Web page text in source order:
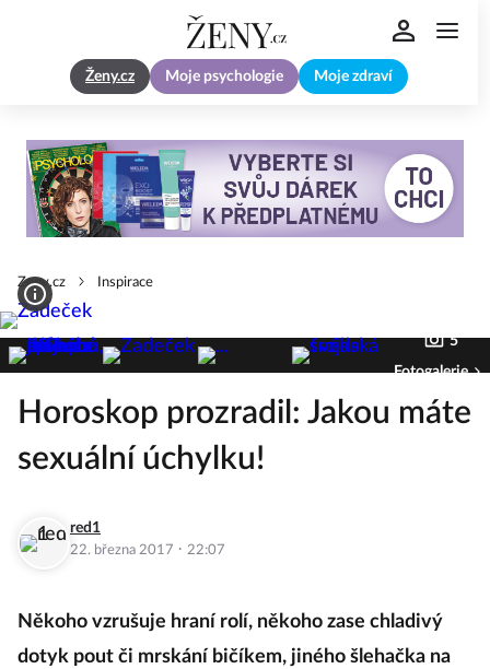
Ženy.cz Moje psychologie Moje zdraví
Zeny.cz Inspirace
5
Fotogalerie
Horoskop prozradil: Jakou máte
sexuální úchylku!
red1
22. března 2017 · 22:07
Někoho vzrušuje hraní rolí, někoho zase chladivý
dotyk pout či mrskání bičíkem, jiného šlehačka na